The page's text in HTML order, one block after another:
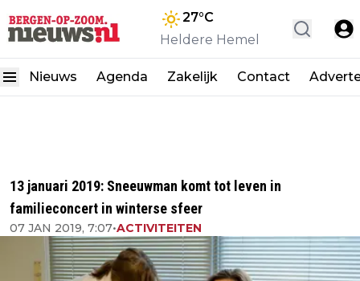
27°C
Heldere Hemel
Nieuws Agenda Zakelijk Contact
13 januari 2019: Sneeuwman komt tot leven in
familieconcert in winterse sfeer
07 JAN 2019, 7:07•ACTIVITEITEN